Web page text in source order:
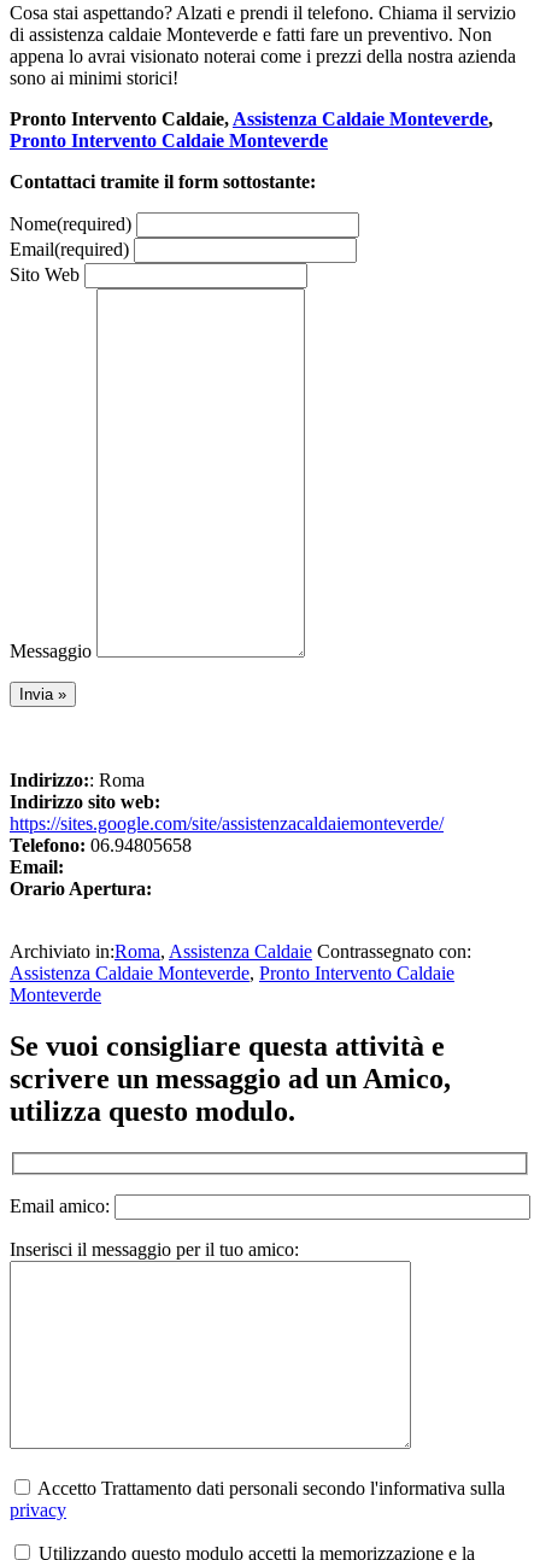
Cosa stai aspettando? Alzati e prendi il telefono. Chiama il servizio
di assistenza caldaie Monteverde e fatti fare un preventivo. Non
appena lo avrai visionato noterai come i prezzi della nostra azienda
sono ai minimi storici!
Pronto Intervento Caldaie, Assistenza Caldaie Monteverde,
Pronto Intervento Caldaie Monteverde
Contattaci tramite il form sottostante:
Nome(required)
Email(required)
Sito Web
Messaggio
Indirizzo:: Roma
Indirizzo sito web:
https://sites.google.com/site/assistenzacaldaiemonteverde/
Telefono: 06.94805658
Email:
Orario Apertura:
Archiviato in:Roma, Assistenza Caldaie Contrassegnato con:
Assistenza Caldaie Monteverde, Pronto Intervento Caldaie
Monteverde
Se vuoi consigliare questa attività e
scrivere un messaggio ad un Amico,
utilizza questo modulo.
Email amico:
Inserisci il messaggio per il tuo amico:
Accetto Trattamento dati personali secondo l'informativa sulla
privacy
Utilizzando questo modulo accetti la memorizzazione e la